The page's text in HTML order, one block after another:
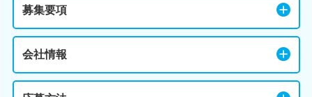
募集要項
会社情報